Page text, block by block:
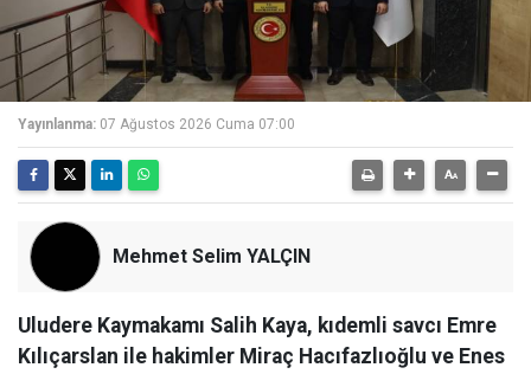
Yayınlanma: 07 Ağustos 2026 Cuma 07:00
Mehmet Selim YALÇIN
Uludere Kaymakamı Salih Kaya, kıdemli savcı Emre
Kılıçarslan ile hakimler Miraç Hacıfazlıoğlu ve Enes